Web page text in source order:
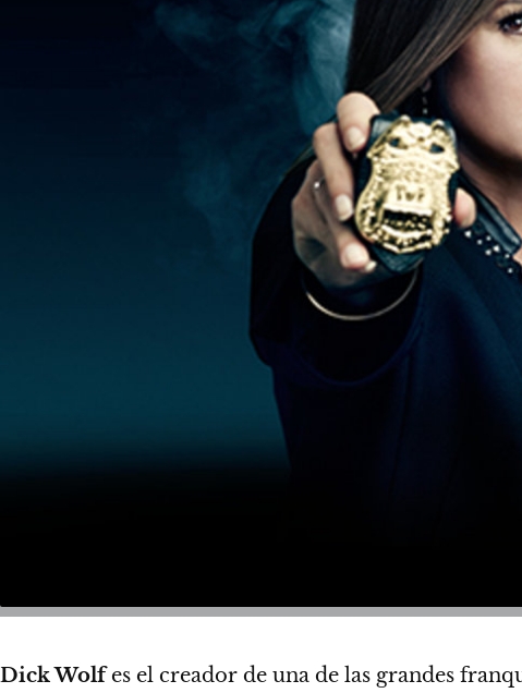
Dick Wolfes el creador de una de las grandes